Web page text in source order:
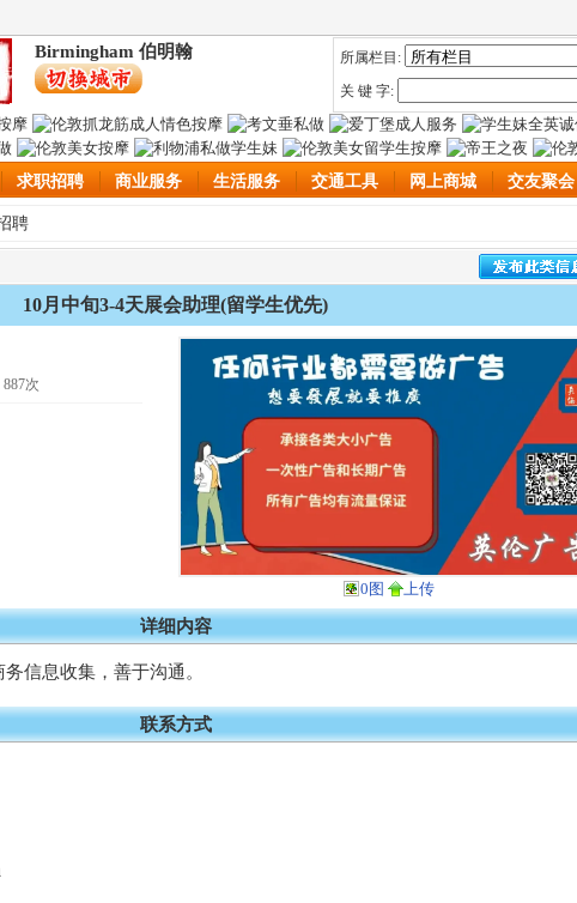
Birmingham 伯明翰
所属栏目:
关 键 字:
求职招聘 商业服务 生活服务 交通工具 网上商城 交友聚会
聘
10月中旬3-4天展会助理(留学生优先)
次
0图 上传
详细内容
信息收集，善于沟通。
联系方式